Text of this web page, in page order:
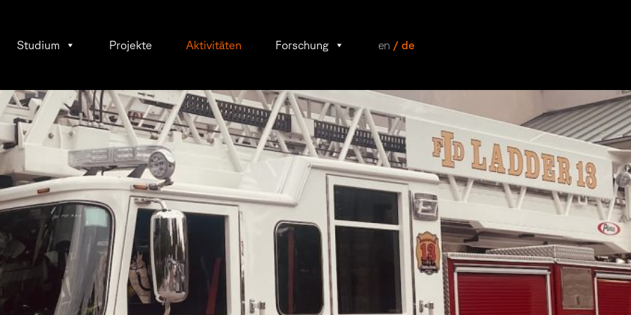
Studium Projekte Aktivitäten Forschung en / de